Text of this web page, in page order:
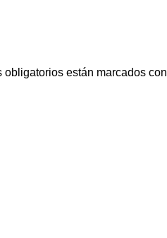
obligatorios están marcados con